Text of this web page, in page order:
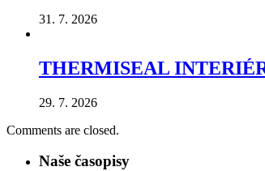
31. 7. 2026
THERMISEAL INTERIÉR
29. 7. 2026
Comments are closed.
Naše časopisy